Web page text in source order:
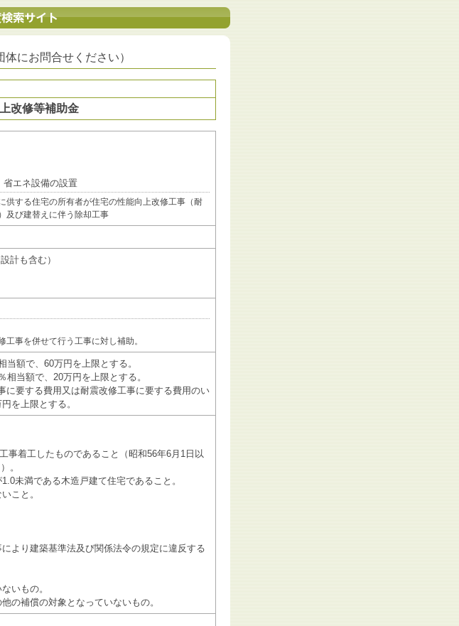
にお問合せください）
改修等補助金
省エネ設備の設置
供する住宅の所有者が住宅の性能向上改修工事（耐
及び建替えに伴う除却工事
計も含む）
事を併せて行う工事に対し補助。
額で、60万円を上限とする。
当額で、20万円を上限とする。
に要する費用又は耐震改修工事に要する費用のい
を上限とする。
事着工したものであること（昭和56年6月1日以
。
未満である木造戸建て住宅であること。
こと。
より建築基準法及び関係法令の規定に違反する
いもの。
の補償の対象となっていないもの。